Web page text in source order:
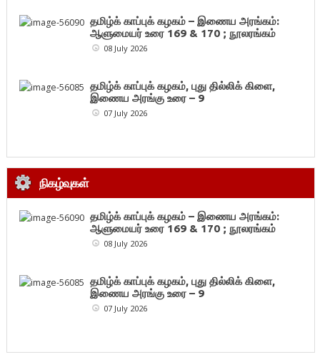
தமிழ்க் காப்புக் கழகம் – இணைய அரங்கம்:
ஆளுமையர் உரை 169 & 170 ; நூலரங்கம்
08 July 2026
தமிழ்க் காப்புக் கழகம், புது தில்லிக் கிளை,
இணைய அரங்கு உரை – 9
07 July 2026
நிகழ்வுகள்
தமிழ்க் காப்புக் கழகம் – இணைய அரங்கம்:
ஆளுமையர் உரை 169 & 170 ; நூலரங்கம்
08 July 2026
தமிழ்க் காப்புக் கழகம், புது தில்லிக் கிளை,
இணைய அரங்கு உரை – 9
07 July 2026